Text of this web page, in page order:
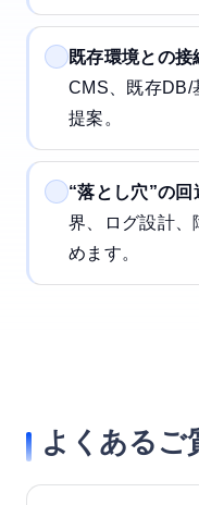
既存環境との接
CMS、既存DB/
提案。
“落とし穴”の回
界、ログ設計、
めます。
よくあるご